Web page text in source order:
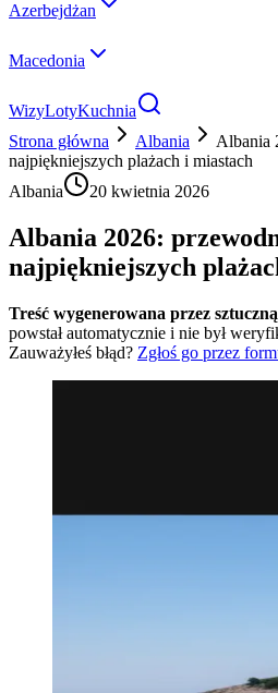
Azerbejdżan
Macedonia
WizyLotyKuchnia
Strona główna
Albania
Albania
najpiękniejszych plażach i miastach
Albania
20 kwietnia 2026
Albania 2026:
najpiękniejszych
Treść wygenerowana przez
powstał automatycznie i nie był
Zauważyłeś błąd? Zgłoś go przez